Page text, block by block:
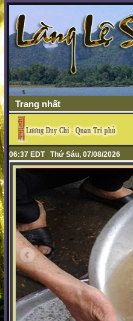
Trang nhất
06:37 EDT Thứ Sáu, 07/08/2026